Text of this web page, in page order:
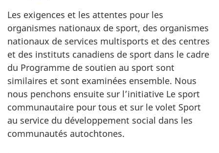
Les exigences et les attentes pour les
organismes nationaux de sport, des organismes
nationaux de services multisports et des centres
et des instituts canadiens de sport dans le cadre
du Programme de soutien au sport sont
similaires et sont examinées ensemble. Nous
nous penchons ensuite sur l’initiative Le sport
communautaire pour tous et sur le volet Sport
au service du développement social dans les
communautés autochtones.